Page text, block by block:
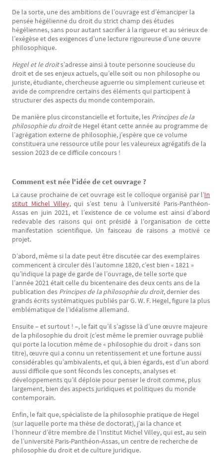
De la sorte, une des ambitions de l’ouvrage est d’émanciper la
pensée hégélienne du droit du strict champ des études
hégéliennes, sans pour autant sacrifier à la rigueur et au sérieux de
l’exégèse et des exigences d’une lecture rigoureuse d’une œuvre
philosophique.
Hegel et le droits’adresse ainsi à toute personne soucieuse du
droit et de ses enjeux actuels, qu’elle soit ou non philosophe ou
juriste, étudiante, chercheuse aguerrie ou simplement curieuse et
avide de comprendre certains des éléments qui participent à
structurer des aspects du monde contemporain.
De manière plus circonstancielle et fortuite, les Principes de la
philosophie du droitde Hegel étant cette année au programme de
l’agrégation externe de philosophie, j’espère que ce volume
constituera une ressource utile pour les valeureux agrégatifs de la
session 2023 de ce difficile concours !
Texte
Comment est née l'idée de cet ouvrage ?
La cause prochaine de cet ouvrage est le colloque organisé par l’In
stitut Michel Villey, qui s’est tenu à l’université Paris-Panthéon-
Assas en juin 2021, et l’existence de ce volume est ainsi d’abord
redevable des raisons qui ont présidé à l’organisation de cette
manifestation scientifique. Un faisceau de raisons a motivé ce
projet.
D’abord, même si la date peut être discutée car des exemplaires
commencent à circuler dès l’automne 1820, c’est bien « 1821 »
qu’indique la page de garde de l’ouvrage, de telle sorte que
l’année 2021 était celle du bicentenaire des deux cents ans de la
publication des Principes de la philosophie du droit, dernier des
grands écrits systématiques publiés par G. W. F. Hegel, figure la plus
emblématique de l’idéalisme allemand.
Ensuite – et surtout ! –, le fait qu’il s’agisse là d’une œuvre majeure
de la philosophie du droit (c’est même le premier ouvrage publié
qui porte la locution même de « philosophie du droit » dans son
titre), œuvre qui a connu un retentissement et une fortune aussi
considérables qu’ambivalents, et qui, à bien égards, est d’un abord
aussi difficile que sont féconds les concepts, analyses et
développements qu’il déploie pour penser le droit comme, plus
largement, bien des aspects juridiques et politiques du monde
contemporain.
Enfin, le fait que, spécialiste de la philosophie pratique de Hegel
(sur laquelle porte ma thèse de doctorat), j’ai la chance et
l’honneur d’être membre de l’Institut Michel Villey, qui est, au sein
de l’université Paris-Panthéon-Assas, un centre de recherche de
philosophie du droit et de culture juridique.